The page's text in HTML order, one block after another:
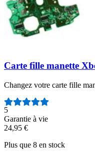
Carte fille manette
Changez votre carte fille
Nombre d'avis :
5
Garantie à vie
24,95 €
Plus que 8 en stock